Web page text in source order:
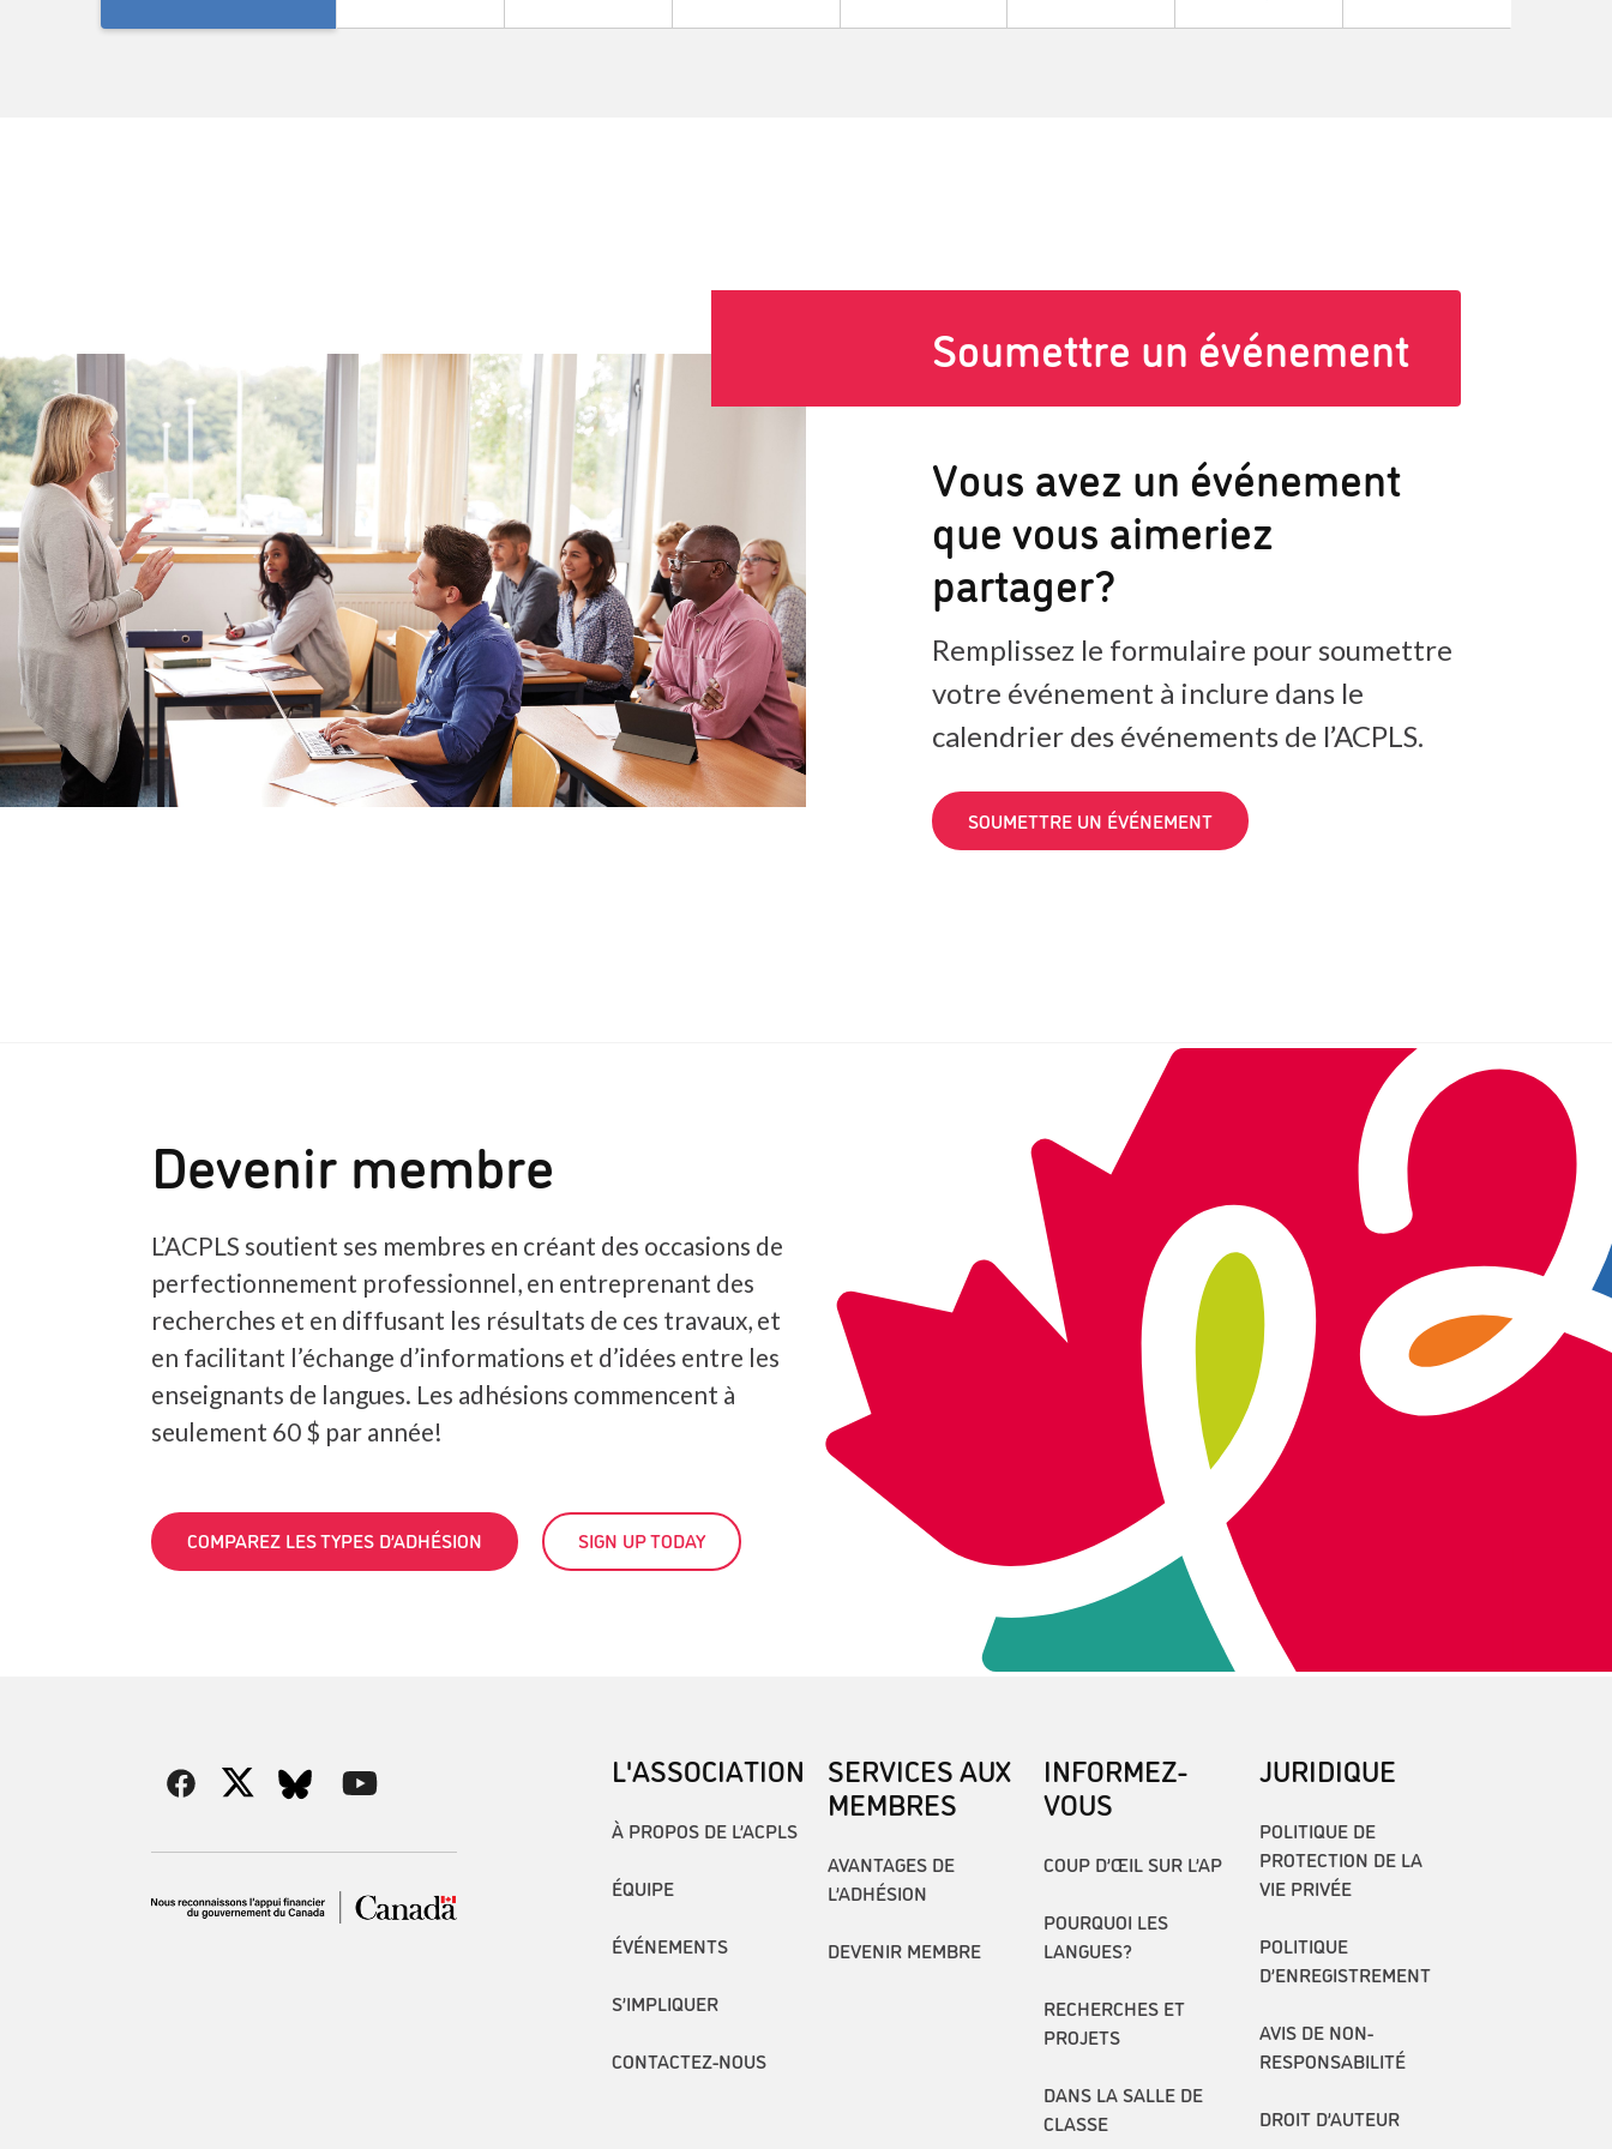
Soumettre un événement
Vous avez un événement
que vous aimeriez
partager?
Remplissez le formulaire pour soumettre
votre événement à inclure dans le
calendrier des événements de l’ACPLS.
SOUMETTRE UN ÉVÉNEMENT
Devenir membre
L’ACPLS soutient ses membres en créant des occasions de
perfectionnement professionnel, en entreprenant des
recherches et en diffusant les résultats de ces travaux, et
en facilitant l’échange d’informations et d’idées entre les
enseignants de langues. Les adhésions commencent à
seulement 60 $ par année!
COMPAREZ LES TYPES D’ADHÉSION SIGN UP TODAY
L'ASSOCIATION
À PROPOS DE L’ACPLS
ÉQUIPE
ÉVÉNEMENTS
S’IMPLIQUER
CONTACTEZ-NOUS
SERVICES AUX
MEMBRES
AVANTAGES DE
L’ADHÉSION
DEVENIR MEMBRE
INFORMEZ-
VOUS
COUP D’ŒIL SUR L’AP
POURQUOI LES
LANGUES?
RECHERCHES ET
PROJETS
DANS LA SALLE DE
CLASSE
JURIDIQUE
POLITIQUE DE
PROTECTION DE LA
VIE PRIVÉE
POLITIQUE
D’ENREGISTREMENT
AVIS DE NON-
RESPONSABILITÉ
DROIT D’AUTEUR